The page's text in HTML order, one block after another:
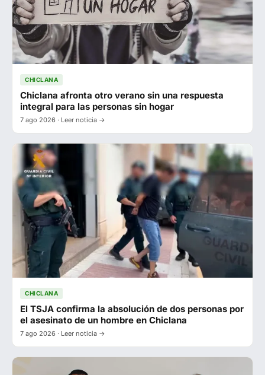
CHICLANA
Chiclana afronta otro verano sin una respuesta
integral para las personas sin hogar
7 ago 2026 · Leer noticia →
CHICLANA
El TSJA confirma la absolución de dos personas por
el asesinato de un hombre en Chiclana
7 ago 2026 · Leer noticia →